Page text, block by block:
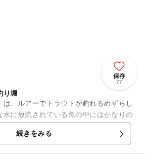
保存
77
り堀
は、ルアーでトラウトが釣れるめずらし
水に放流されている魚の中にはかなりの
、びっくりするでしょう。釣り堀は2コ
、ルア...
続きをみる